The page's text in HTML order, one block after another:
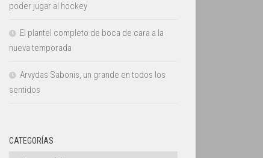
poder jugar al hockey
El plantel completo de boca de cara a la
nueva temporada
Arvydas Sabonis, un grande en todos los
sentidos
CATEGORÍAS